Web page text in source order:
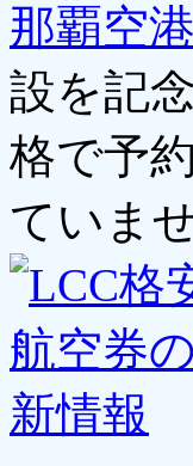
那覇空港
設を記
格で予
ていま